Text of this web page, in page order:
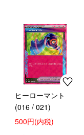
ヒーローマント
(016 / 021)
500円(内税)